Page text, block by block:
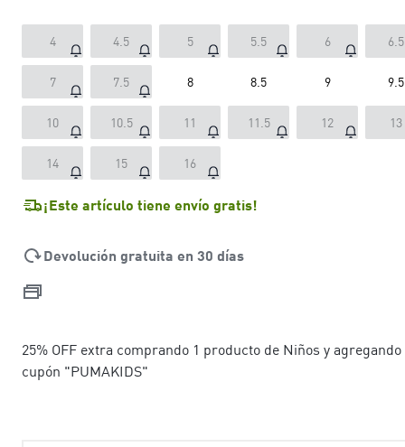
4 4.5 5 5.5 6 6.5
7 7.5 8 8.5 9 9.5
10 10.5 11 11.5 12 13
14 15 16
¡Este artículo tiene envío gratis!
Devolución gratuita en 30 días
25% OFF extra comprando 1 producto de Niños y
cupón "PUMAKIDS"